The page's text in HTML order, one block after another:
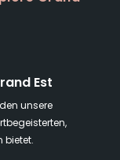
Est
unsere
bietet.